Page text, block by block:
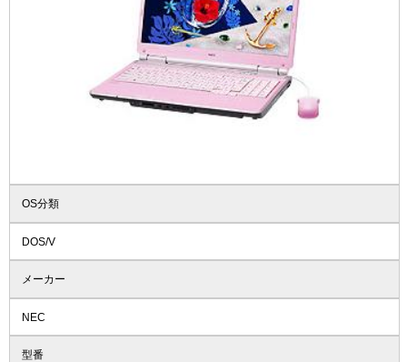
OS分類
DOS/V
メーカー
NEC
型番